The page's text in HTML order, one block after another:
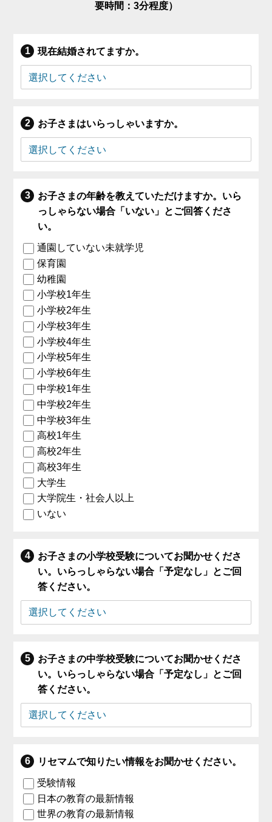
要時間：3分程度）
現在結婚されてますか。
お子さまはいらっしゃいますか。
お子さまの年齢を教えていただけますか。いら
っしゃらない場合「いない」とご回答くださ
い。
通園していない未就学児
保育園
幼稚園
小学校1年生
小学校2年生
小学校3年生
小学校4年生
小学校5年生
小学校6年生
中学校1年生
中学校2年生
中学校3年生
高校1年生
高校2年生
高校3年生
大学生
大学院生・社会人以上
いない
お子さまの小学校受験についてお聞かせくださ
い。いらっしゃらない場合「予定なし」とご回
答ください。
お子さまの中学校受験についてお聞かせくださ
い。いらっしゃらない場合「予定なし」とご回
答ください。
リセマムで知りたい情報をお聞かせください。
受験情報
日本の教育の最新情報
世界の教育の最新情報